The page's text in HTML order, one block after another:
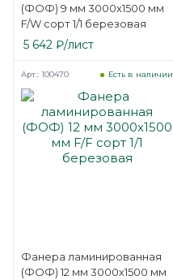
(ФОФ) 9 мм 3000х1500 мм
F/W сорт 1/1 березовая
5 642 ₽/лист
Фанера ламинированная
(ФОФ) 12 мм 3000х1500 мм
Есть в наличии
Арт.: 100470